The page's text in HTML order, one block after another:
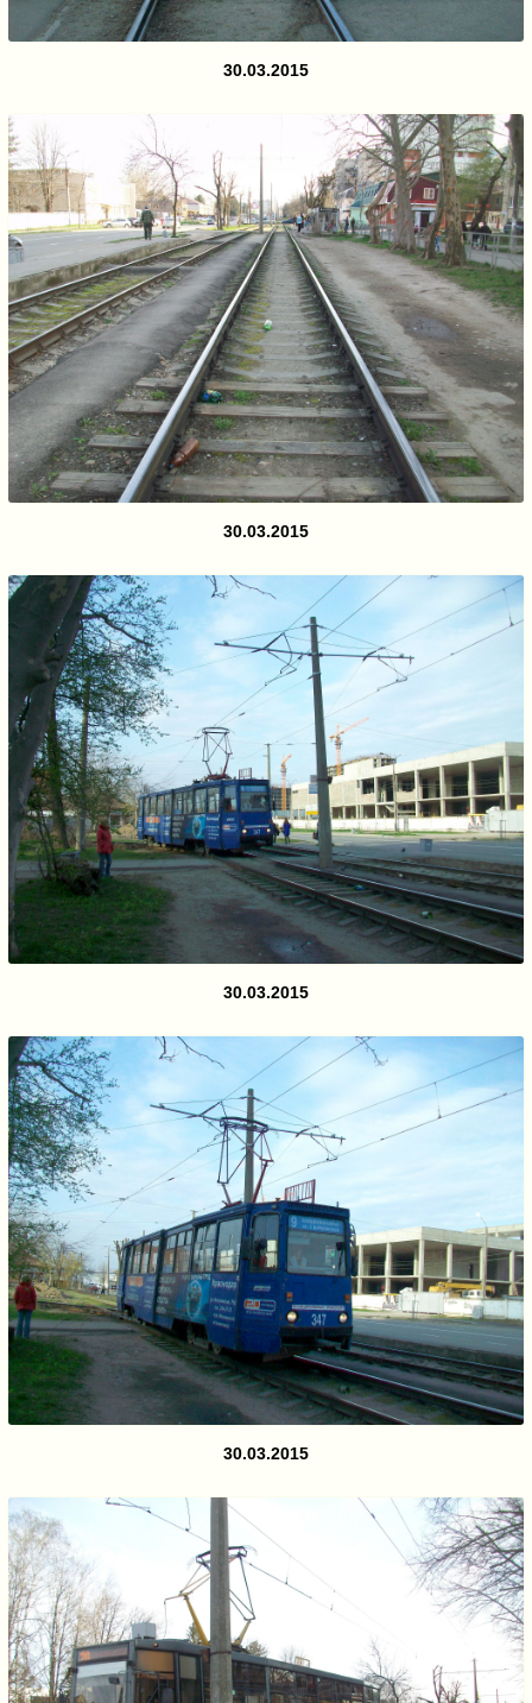
30.03.2015
30.03.2015
30.03.2015
30.03.2015